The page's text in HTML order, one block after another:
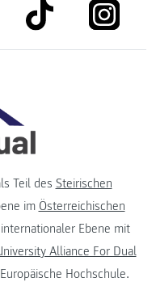
to linkedinlink to tiktok
Teil des Steirischen
im Österreichischen
Ebene mit
Alliance For Dual
Hochschule.